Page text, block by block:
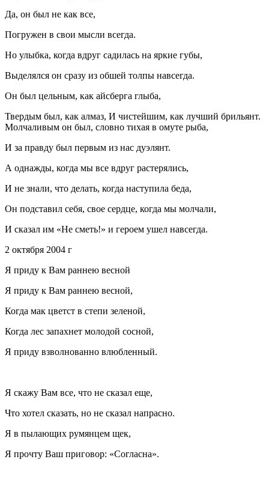
Да, он был не как все,
Погружен в свои мысли всегда.
Но улыбка, когда вдруг садилась на яркие губы,
Выделялся он сразу из обшей толпы навсегда.
Он был цельным, как айсберга глыба,
Твердым был, как алмаз, И чистейшим, как лучший брильянт.
Молчаливым он был, словно тихая в омуте рыба,
И за правду был первым из нас дуэлянт.
А однажды, когда мы все вдруг растерялись,
И не знали, что делать, когда наступила беда,
Он подставил себя, свое сердце, когда мы молчали,
И сказал им «Не сметь!» и героем ушел навсегда.
2 октября 2004 г
Я приду к Вам раннею весной
Я приду к Вам раннею весной,
Когда мак цветст в степи зеленой,
Когда лес запахнет молодой сосной,
Я приду взволнованно влюбленный.
Я скажу Вам все, что не сказал еще,
Что хотел сказать, но не сказал напрасно.
Я в пылающих румянцем щек,
Я прочту Ваш приговор: «Согласна».